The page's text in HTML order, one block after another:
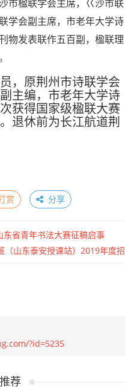
市楹联学会主席，巜沙市联
学会副主席，市老年大学诗
物发表联作五百副，楹联理
，原荆州市诗联学会
主编，市老年大学诗
获得国家级楹联大赛
退休前为长江航道荆
赏 分享
东省青年书法大赛征稿启事
（山东泰安授课站）2019年度招
?id=5235
荐